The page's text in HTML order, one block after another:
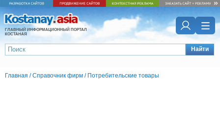
ГЛАВНЫЙ ИНФОРМАЦИОННЫЙ ПОРТАЛ
КОСТАНАЯ
Найти
Главная /Справочник фирм / Потребительские товары